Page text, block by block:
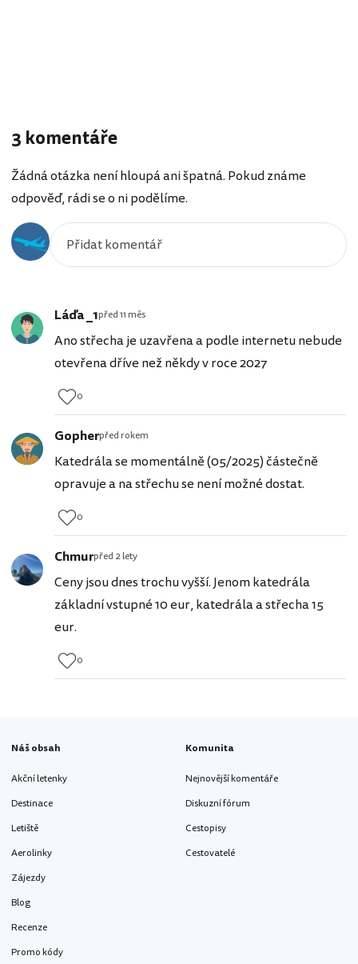
3 komentáře
Žádná otázka není hloupá ani špatná. Pokud známe
odpověď, rádi se o ni podělíme.
Láďa _1před 11 měs
Ano střecha je uzavřena a podle internetu nebude
otevřena dříve než někdy v roce 2027
0
Gopherpřed rokem
Katedrála se momentálně (05/2025) částečně
opravuje a na střechu se není možné dostat.
0
Chmurpřed 2 lety
Ceny jsou dnes trochu vyšší. Jenom katedrála
základní vstupné 10 eur, katedrála a střecha 15
eur.
0
Náš obsah
Akční letenky
Destinace
Letiště
Aerolinky
Zájezdy
Blog
Recenze
Promo kódy
Komunita
Nejnovější komentáře
Diskuzní fórum
Cestopisy
Cestovatelé